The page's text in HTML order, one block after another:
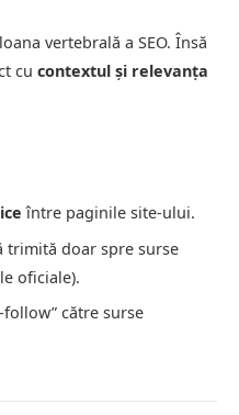
vertebrală a SEO. Însă
cu contextul și relevanța
între paginile site-ului.
trimită doar spre surse
oficiale).
către surse